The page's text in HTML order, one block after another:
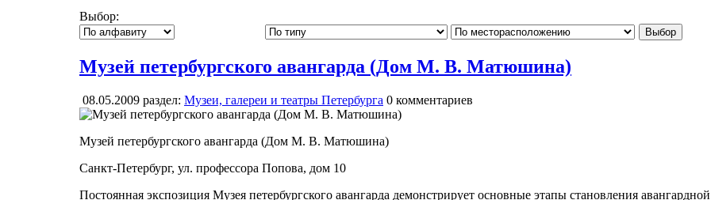
Выбор:
Музей петербургского авангарда (Дом М. В. Матюшина)
08.05.2009 раздел: Музеи, галереи и театры Петербурга 0 комментариев
Музей петербургского авангарда (Дом М. В. Матюшина)
Санкт-Петербург, ул. профессора Попова, дом 10
Постоянная экспозиция Музея петербургского авангарда демонстрирует основные этапы становления авангардной